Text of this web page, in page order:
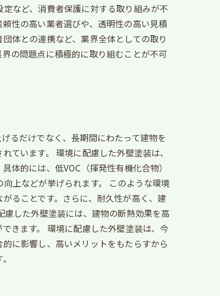
など、消費者保護に対する取り組みが不
性の高い業者選びや、透明性の高い見積
体との連携など、業界全体としての取り
の問題点に積極的に取り組むことが不可
るだけでなく、長期間にわたって建物を
ています。 環境に配慮した外壁塗装は、
体的には、低VOC（揮発性有機化合物）
上などが挙げられます。 このような環境
ることです。さらに、耐久性が高く、建
した外壁塗装には、建物の断熱効果を高
きます。 環境に配慮した外壁塗装は、今
に影響し、高いメリットをもたらすから